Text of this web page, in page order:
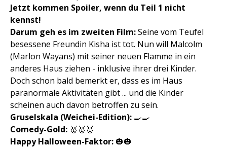
Jetzt kommen Spoiler, wenn du Teil 1 nicht
kennst!
Darum geh es im zweiten Film:Seine vom Teufel
besessene Freundin Kisha ist tot. Nun will Malcolm
(Marlon Wayans) mit seiner neuen Flamme in ein
anderes Haus ziehen - inklusive ihrer drei Kinder.
Doch schon bald bemerkt er, dass es im Haus
paranormale Aktivitäten gibt ... und die Kinder
scheinen auch davon betroffen zu sein.
Gruselskala (Weichei-Edition): 🍳🍳
Comedy-Gold: 🥇🥇🥇
Happy Halloween-Faktor: 🎃🎃